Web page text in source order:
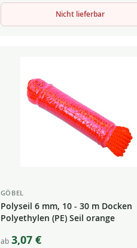
Nicht lieferbar
GÖBEL
Polyseil 6 mm, 10 - 30 m Docken
Polyethylen (PE) Seil orange
ab 3,07 €